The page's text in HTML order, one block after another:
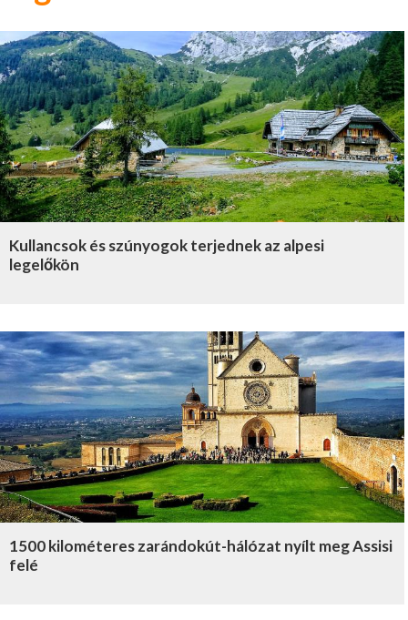
Kullancsok és szúnyogok terjednek az alpesi
legelőkön
1500 kilométeres zarándokút-hálózat nyílt meg Assisi
felé